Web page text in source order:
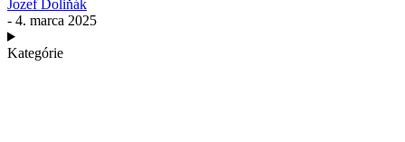
Jozef Doliňák
- 4. marca 2025
Kategórie